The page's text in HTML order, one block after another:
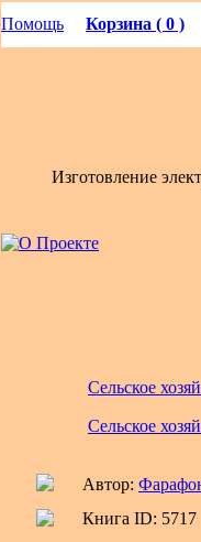
Помощь Корзина ( 0 )
Изготовление
Сельское
Сельское
Автор:
Книга ID: 5717